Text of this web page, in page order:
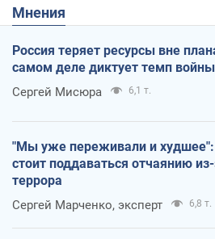
Мнения
Россия теряет ресурсы вне
самом деле диктует темп войны
Сергей Мисюра 6,1 т.
"Мы уже переживали и худшее":
стоит поддаваться отчаянию
террора
Сергей Марченко, эксперт 6,8 т.